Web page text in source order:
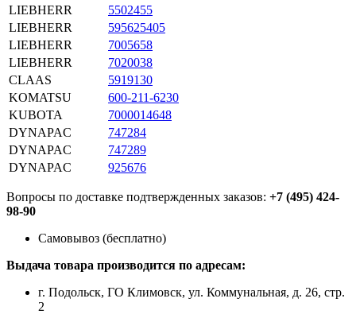
LIEBHERR
5502455
LIEBHERR
595625405
LIEBHERR
7005658
LIEBHERR
7020038
CLAAS
5919130
KOMATSU
600-211-6230
KUBOTA
7000014648
DYNAPAC
747284
DYNAPAC
747289
DYNAPAC
925676
Вопросы по доставке подтвержденных заказов: +7 (495) 424-
98-90
Самовывоз (бесплатно)
Выдача товара производится по адресам:
г. Подольск, ГО Климовск, ул. Коммунальная, д. 26, стр.
2